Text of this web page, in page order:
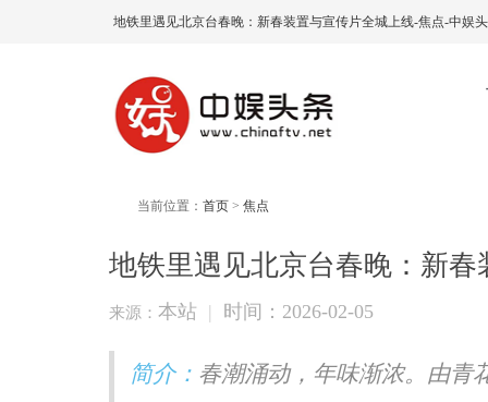
地铁里遇见北京台春晚：新春装置与宣传片全城上线-焦点-中娱
当前位置： 首页 > 焦点
地铁里遇见北京台春晚：新
来源： 本站 | 时间：2026-02-05
简介： 春潮涌动，年味渐浓。由青